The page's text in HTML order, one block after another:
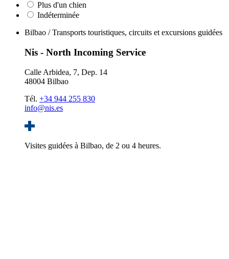
Plus d'un chien
Indéterminée
Bilbao / Transports touristiques, circuits et excursions guidées
Nis - North Incoming Service
Calle Arbidea, 7, Dep. 14
48004 Bilbao
Tél. +34 944 255 830
info@nis.es
Visites guidées à Bilbao, de 2 ou 4 heures.